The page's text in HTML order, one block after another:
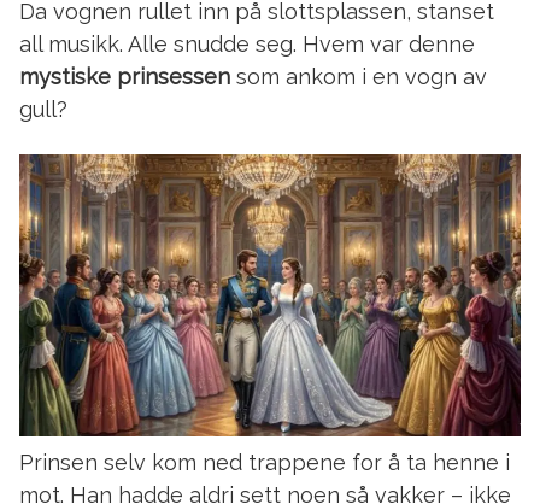
Da vognen rullet inn på slottsplassen, stanset
all musikk. Alle snudde seg. Hvem var denne
mystiske prinsessen som ankom i en vogn av
gull?
Prinsen selv kom ned trappene for å ta henne i
mot. Han hadde aldri sett noen så vakker – ikke